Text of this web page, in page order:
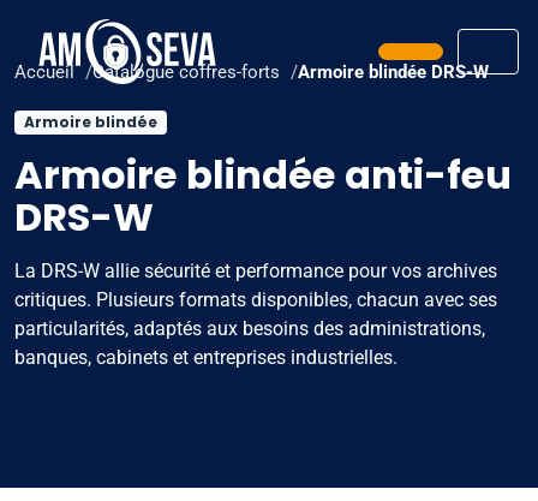
Prendre
Accueil Catalogue coffres-forts Armoire blindée DRS-W
Armoire blindée
Armoire blindée anti-feu
DRS-W
La DRS-W allie sécurité et performance pour vos archives
critiques. Plusieurs formats disponibles, chacun avec ses
particularités, adaptés aux besoins des administrations,
banques, cabinets et entreprises industrielles.